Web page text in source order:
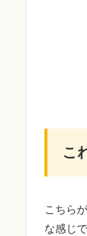
こ
こちら
な感じで